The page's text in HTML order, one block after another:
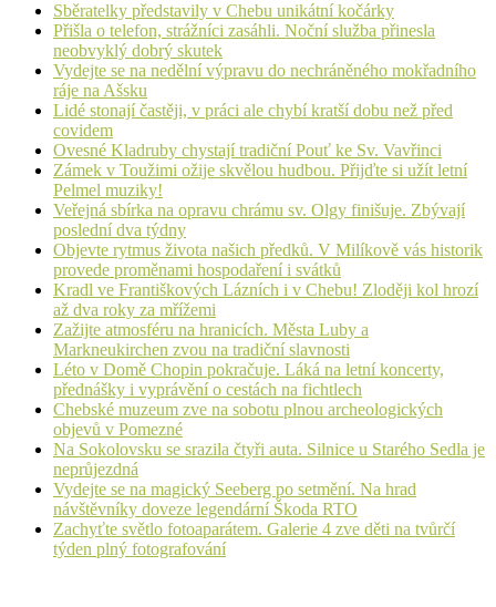
Sběratelky představily v Chebu unikátní kočárky
Přišla o telefon, strážníci zasáhli. Noční služba přinesla
neobvyklý dobrý skutek
Vydejte se na nedělní výpravu do nechráněného mokřadního
ráje na Ašsku
Lidé stonají častěji, v práci ale chybí kratší dobu než před
covidem
Ovesné Kladruby chystají tradiční Pouť ke Sv. Vavřinci
Zámek v Toužimi ožije skvělou hudbou. Přijďte si užít letní
Pelmel muziky!
Veřejná sbírka na opravu chrámu sv. Olgy finišuje. Zbývají
poslední dva týdny
Objevte rytmus života našich předků. V Milíkově vás historik
provede proměnami hospodaření i svátků
Kradl ve Františkových Lázních i v Chebu! Zloději kol hrozí
až dva roky za mřížemi
Zažijte atmosféru na hranicích. Města Luby a
Markneukirchen zvou na tradiční slavnosti
Léto v Domě Chopin pokračuje. Láká na letní koncerty,
přednášky i vyprávění o cestách na fichtlech
Chebské muzeum zve na sobotu plnou archeologických
objevů v Pomezné
Na Sokolovsku se srazila čtyři auta. Silnice u Starého Sedla je
neprůjezdná
Vydejte se na magický Seeberg po setmění. Na hrad
návštěvníky doveze legendární Škoda RTO
Zachyťte světlo fotoaparátem. Galerie 4 zve děti na tvůrčí
týden plný fotografování